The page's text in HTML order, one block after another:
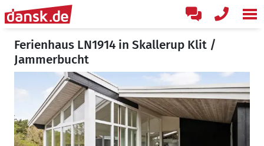
Ferienhaus LN1914 in Skallerup Klit /
Jammerbucht